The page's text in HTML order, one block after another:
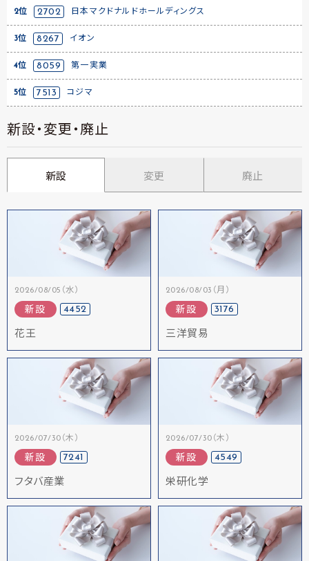
2位 2702 日本マクドナルドホールディングス
3位 8267 イオン
4位 8059 第一実業
5位 7513 コジマ
新設・変更・廃止
新設 変更 廃止
2026/08/05（水）
新設 4452
花王
2026/08/03（月）
新設 3176
三洋貿易
2026/07/30（木）
新設 7241
フタバ産業
2026/07/30（木）
新設 4549
栄研化学